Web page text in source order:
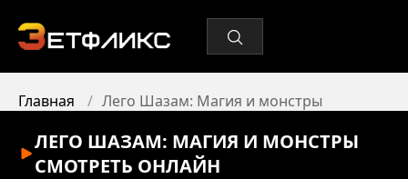
Главная Лего Шазам: Магия и монстры
ЛЕГО ШАЗАМ: МАГИЯ И МОНСТРЫ
СМОТРЕТЬ ОНЛАЙН